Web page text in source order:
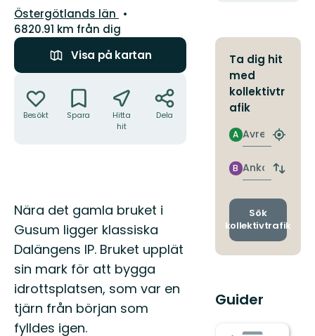
Län:
Östergötlands län
6820.91 km från dig
Visa på kartan
Besökt Spara
Hitta
hit
Dela
Beskrivning
Nära det gamla bruket i
Gusum ligger klassiska
Dalängens IP. Bruket upplät
sin mark för att bygga
idrottsplatsen, som var en
tjärn från början som
fylldes igen.
Ta dig hit
med
kollektivtr
afik
Avresa
A
Hitta
Ankomst
B
Byt
och
Sök
kollektivtrafik
Guider